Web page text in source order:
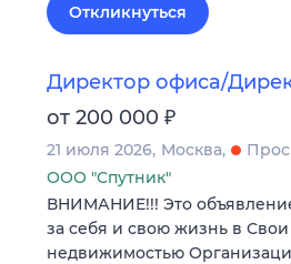
Откликнуться
Директор офиса/
от 200 000 ₽
21 июля 2026 Москва
ООО "Спутник"
ВНИМАНИЕ!!! Это объявление
за себя и свою жизнь в
недвижимостью